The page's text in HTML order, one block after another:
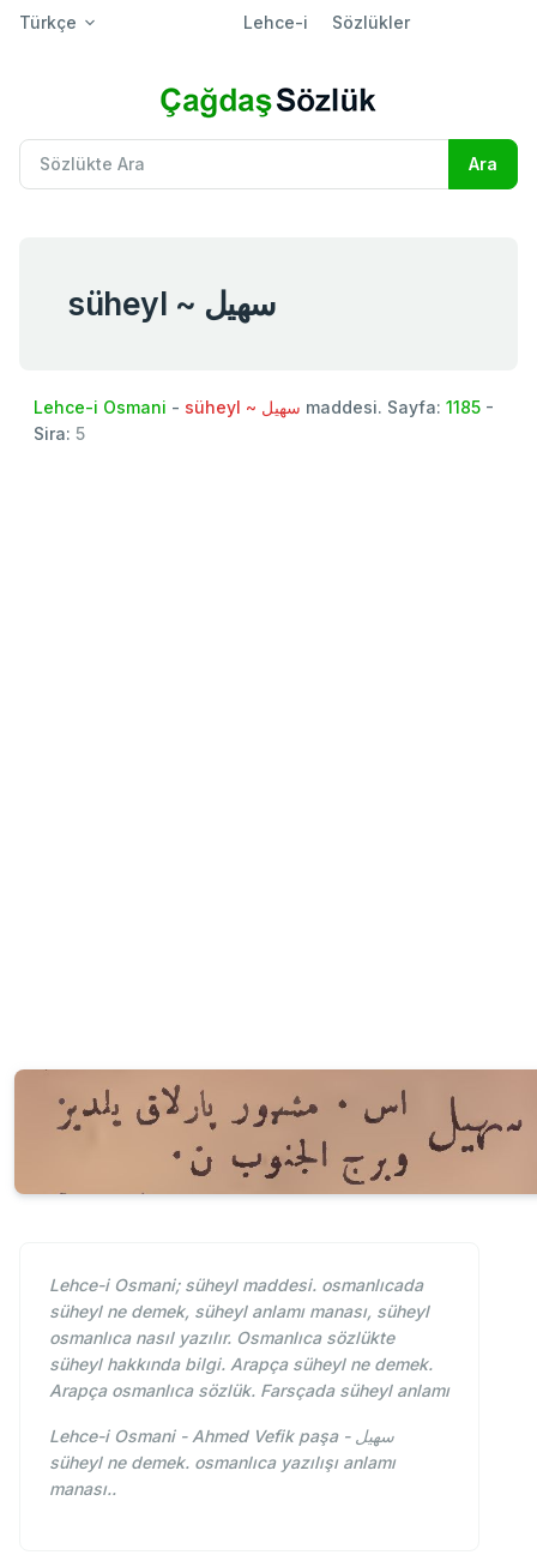
Türkçe Lehce-i Sözlükler
süheyl ~ سهيل
Lehce-i Osmani - süheyl ~ سهيل maddesi. Sayfa: 1185 -
Sira: 5
Lehce-i Osmani; süheyl maddesi. osmanlıcada
süheyl ne demek, süheyl anlamı manası, süheyl
osmanlıca nasıl yazılır. Osmanlıca sözlükte
süheyl hakkında bilgi. Arapça süheyl ne demek.
Arapça osmanlıca sözlük. Farsçada süheyl anlamı
Lehce-i Osmani - Ahmed Vefik paşa - سهيل
süheyl ne demek. osmanlıca yazılışı anlamı
manası..